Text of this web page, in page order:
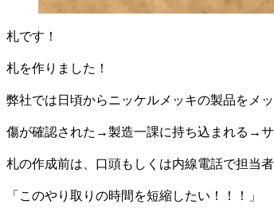
札です！
札を作りました！
弊社では日頃からニッケルメッキの製品をメ
傷が確認された→製造一課に持ち込まれる→
札の作成前は、口頭もしくは内線電話で担当
「このやり取りの時間を短縮したい！！！」